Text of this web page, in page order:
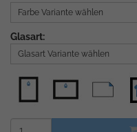
Farbe Variante wählen
Glasart:
Glasart Variante wählen